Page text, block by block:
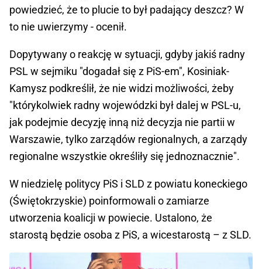
powiedzieć, że to plucie to był padający deszcz? W
to nie uwierzymy - ocenił.
Dopytywany o reakcję w sytuacji, gdyby jakiś radny
PSL w sejmiku "dogadał się z PiS-em", Kosiniak-
Kamysz podkreślił, że nie widzi możliwości, żeby
"którykolwiek radny wojewódzki był dalej w PSL-u,
jak podejmie decyzję inną niż decyzja nie partii w
Warszawie, tylko zarządów regionalnych, a zarządy
regionalne wszystkie określiły się jednoznacznie".
W niedzielę politycy PiS i SLD z powiatu koneckiego
(Świętokrzyskie) poinformowali o zamiarze
utworzenia koalicji w powiecie. Ustalono, że
starostą będzie osoba z PiS, a wicestarostą – z SLD.